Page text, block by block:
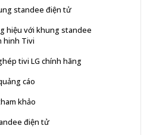
standee điện tử
hiệu với khung standee
hinh Tivi
tivi LG chính hãng
cáo
khảo
điện tử